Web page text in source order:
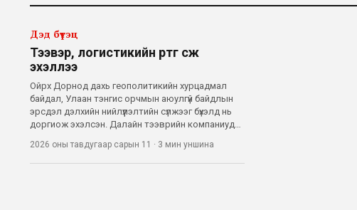
Дэд бүтэц
Тээвэр, логистикийн өртөг өсөж
эхэллээ
Ойрх Дорнод дахь геополитикийн хурцадмал
байдал, Улаан тэнгис орчмын аюулгүй байдлын
эрсдэл дэлхийн нийлүүлэлтийн сүлжээг бүхэлд нь
доргиож эхэлсэн. Далайн тээврийн компаниуд
нэмэгдэх, шатахууны зардал өсөх зэрэг хүчин
зүйлийн нөлөөгөөр олон улсын тээвэр, логисти
2026 оны тавдугаар сарын 11 · 3 мин уншина